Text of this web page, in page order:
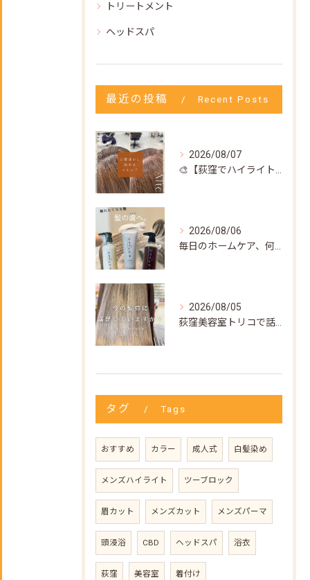
トリートメント
ヘッドスパ
最近の投稿 Recent Posts
2026/08/07
🎨【荻窪でハイライト・カラーなら美容室トリコ】にお任せくださ...
2026/08/06
毎日のホームケア、何を使えばいいか迷ってない？🌿
2026/08/05
荻窪美容室トリコで話題の【髪質改善ストレート】✨
タグ Tags
おすすめ カラー 成人式 白髪染め
メンズハイライト ツーブロック
眉カット メンズカット メンズパーマ
頭浸浴 CBD ヘッドスパ 浴衣
荻窪 美容室 着付け